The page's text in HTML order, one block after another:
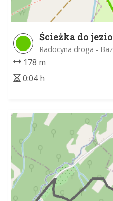
Ścieżka do
Radocyna droga -
178 m
0:04 h